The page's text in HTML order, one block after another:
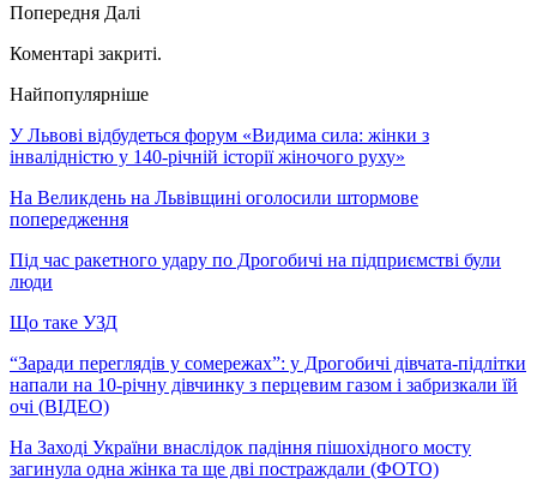
Попередня Далі
Коментарі закриті.
Найпопулярніше
У Львові відбудеться форум «Видима сила: жінки з
інвалідністю у 140-річній історії жіночого руху»
На Великдень на Львівщині оголосили штормове
попередження
Під час ракетного удару по Дрогобичі на підприємстві були
люди
Що таке УЗД
“Заради переглядів у сомережах”: у Дрогобичі дівчата-підлітки
напали на 10-річну дівчинку з перцевим газом і забризкали їй
очі (ВІДЕО)
На Заході України внаслідок падіння пішохідного мосту
загинула одна жінка та ще дві постраждали (ФОТО)